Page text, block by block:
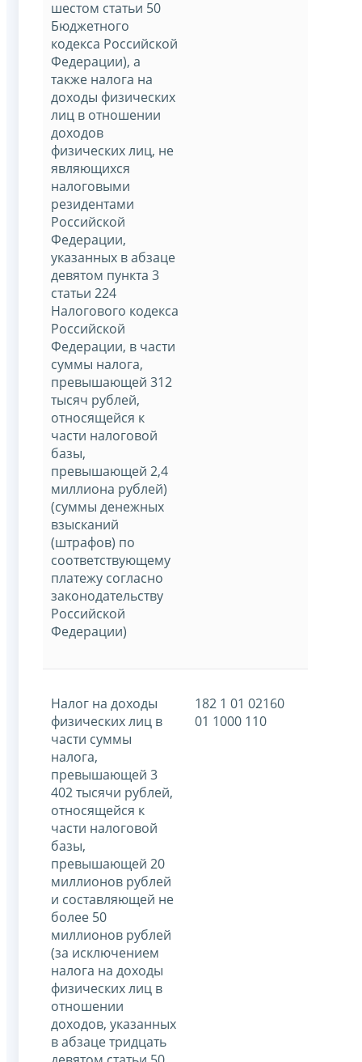
шестом статьи 50
Бюджетного
кодекса Российской
Федерации), а
также налога на
доходы физических
лиц в отношении
доходов
физических лиц, не
являющихся
налоговыми
резидентами
Российской
Федерации,
указанных в абзаце
девятом пункта 3
статьи 224
Налогового кодекса
Российской
Федерации, в части
суммы налога,
превышающей 312
тысяч рублей,
относящейся к
части налоговой
базы,
превышающей 2,4
миллиона рублей)
(суммы денежных
взысканий
(штрафов) по
соответствующему
платежу согласно
законодательству
Российской
Федерации)
Налог на доходы
физических лиц в
части суммы
налога,
превышающей 3
402 тысячи рублей,
относящейся к
части налоговой
базы,
превышающей 20
миллионов рублей
и составляющей не
более 50
миллионов рублей
(за исключением
налога на доходы
физических лиц в
отношении
доходов, указанных
в абзаце тридцать
182 1 01 02160
01 1000 110